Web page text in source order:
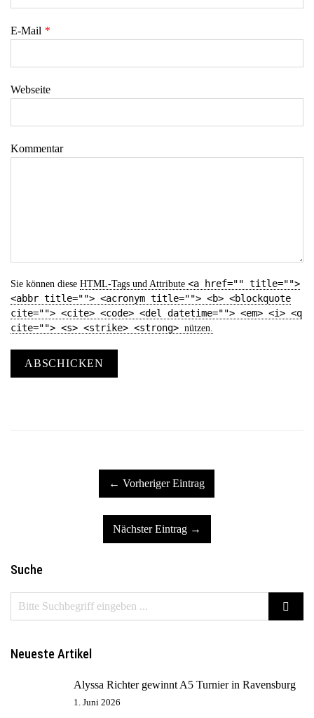
E-Mail *
Webseite
Kommentar
Sie können diese HTML-Tags und Attribute <a href="" title="">
<abbr title=""> <acronym title=""> <b> <blockquote
cite=""> <cite> <code> <del datetime=""> <em> <i> <q
cite=""> <s> <strike> <strong> nützen.
ABSCHICKEN
← Vorheriger Eintrag
Nächster Eintrag →
Suche
Neueste Artikel
Alyssa Richter gewinnt A5 Turnier in Ravensburg
1. Juni 2026